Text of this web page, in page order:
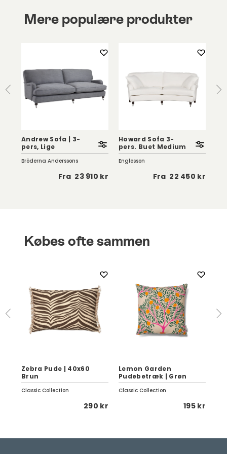
Mere populære produkter
Andrew Sofa | 3-
pers, Lige
Bröderna Anderssons
Fra 23 910 kr
Howard Sofa 3-
pers. Buet Medium
Englesson
Fra 22 450 kr
Købes ofte sammen
Zebra Pude | 40x60
Brun
Classic Collection
290 kr
Lemon Garden
Pudebetræk | Grøn
Classic Collection
195 kr